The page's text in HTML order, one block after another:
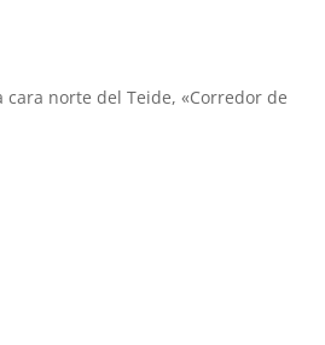
norte del Teide, «Corredor de